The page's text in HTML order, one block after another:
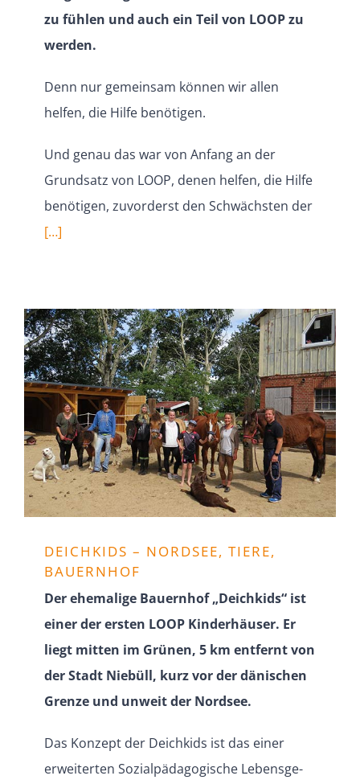
zu fühlen und auch ein Teil von LOOP zu
werden.
Denn nur gemeinsam können wir allen
helfen, die Hilfe benötigen.
Und genau das war von Anfang an der
Grundsatz von LOOP, denen helfen, die Hilfe
benötigen, zuvor­derst den Schwächsten der
[…]
DEICHKIDS – NORDSEE, TIERE,
BAUERNHOF
Der ehemalige Bauernhof „Deichkids“ ist
einer der ersten LOOP Kinder­häuser. Er
liegt mitten im Grünen, 5 km entfernt von
der Stadt Niebüll, kurz vor der dänischen
Grenze und unweit der Nordsee.
Das Konzept der Deichkids ist das einer
erwei­terten Sozial­päd­ago­gische Lebens­ge­